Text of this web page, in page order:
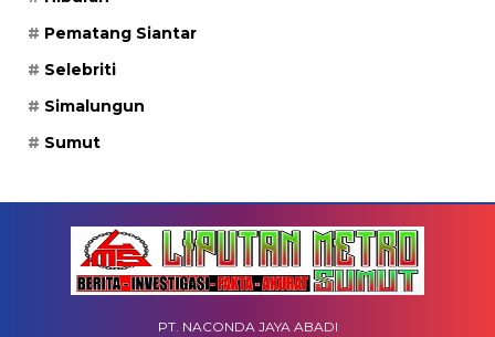
Pematang Siantar
Selebriti
Simalungun
Sumut
PT. NACONDA JAYA ABADI